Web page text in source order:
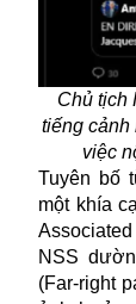
Chủ tịch
tiếng cảnh
việc
Tuyên bố
một khía
NSS
(Far-right